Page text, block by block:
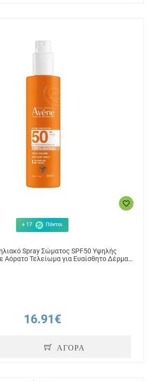
+ 17 Πόντοι
Spray Σώματος SPF50 Υψηλής
Αόρατο Τελείωμα για Ευαίσθητο Δέρμα
16.91€
ΑΓΟΡΑ